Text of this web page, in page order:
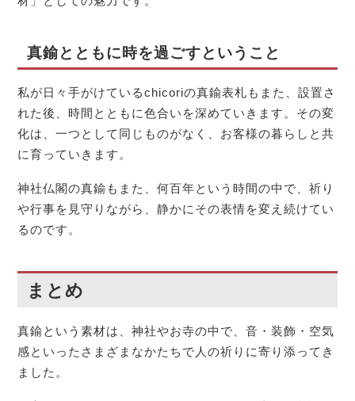
真鍮とともに時を過ごすということ
私が日々手がけているchicoriの真鍮表札もまた、設置さ
れた後、時間とともに色合いを深めていきます。その変
化は、一つとして同じものがなく、お客様の暮らしと共
に育っていきます。
神社仏閣の真鍮もまた、何百年という時間の中で、祈り
や行事を見守りながら、静かにその表情を変え続けてい
るのです。
まとめ
真鍮という素材は、神社やお寺の中で、音・装飾・空気
感といったさまざまなかたちで人の祈りに寄り添ってき
ました。